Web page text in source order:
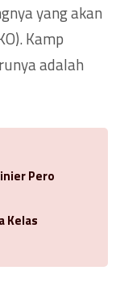
yang akan
Kamp
adalah
Pero
Kelas